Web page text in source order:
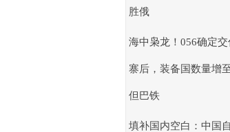
胜俄
海中枭龙！056确定交
寨后，装备国数量增
但巴铁
填补国内空白：中国